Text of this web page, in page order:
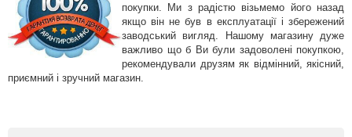
покупки. Ми з радістю візьмемо його назад
якщо він не був в експлуатації і збережений
заводський вигляд. Нашому магазину дуже
важливо що б Ви були задоволені покупкою,
рекомендували друзям як відмінний, якісний,
приємний і зручний магазин.